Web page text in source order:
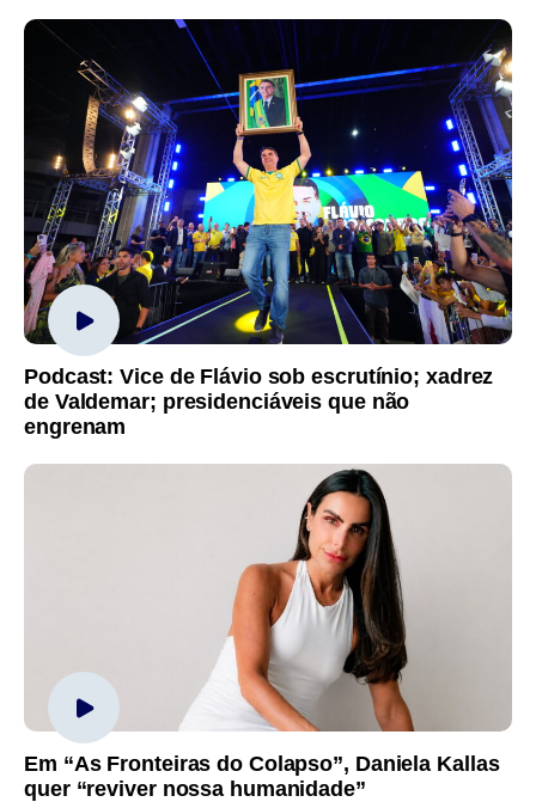
Podcast: Vice de Flávio sob escrutínio; xadrez
de Valdemar; presidenciáveis que não
engrenam
Em “As Fronteiras do Colapso”, Daniela Kallas
quer “reviver nossa humanidade”